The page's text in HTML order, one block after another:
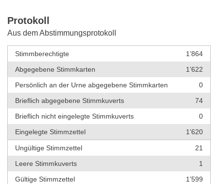
Protokoll
Aus dem Abstimmungsprotokoll
Stimmberechtigte
1’864
Abgegebene Stimmkarten
1’622
Persönlich an der Urne abgegebene Stimmkarten
0
Brieflich abgegebene Stimmkuverts
74
Brieflich nicht eingelegte Stimmkuverts
0
Eingelegte Stimmzettel
1’620
Ungültige Stimmzettel
21
Leere Stimmkuverts
1
Gültige Stimmzettel
1’599